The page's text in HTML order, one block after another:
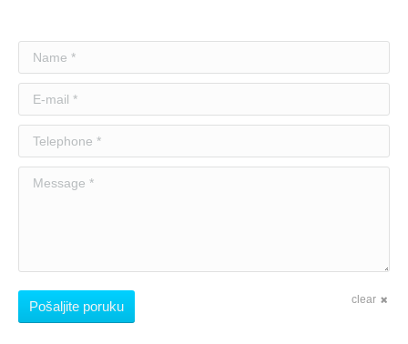
Name *
E-mail *
Telephone *
Message *
Pošaljite poruku clear